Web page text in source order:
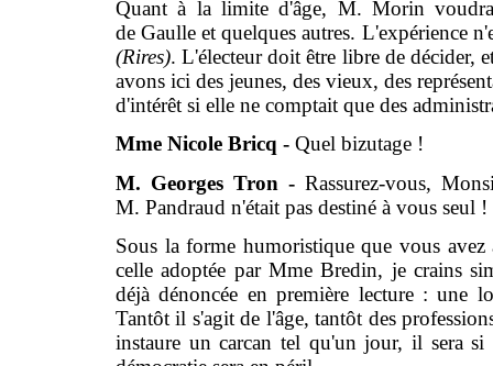
Quant à la limite d'âge, M. Morin
de Gaulle et quelques autres. L'expérience
(Rires). L'électeur doit être libre de décider,
avons ici des jeunes, des vieux, des
d'intérêt si elle ne comptait que des
Mme Nicole Bricq - Quel bizutage !
M. Georges Tron - Rassurez-vous,
M. Pandraud n'était pas destiné à vous seul !
Sous la forme humoristique que vous
celle adoptée par Mme Bredin, je crains
déjà dénoncée en première lecture : une
Tantôt il s'agit de l'âge, tantôt des
instaure un carcan tel qu'un jour, il sera